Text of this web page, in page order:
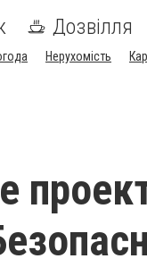
Дозвілля
Нерухомість